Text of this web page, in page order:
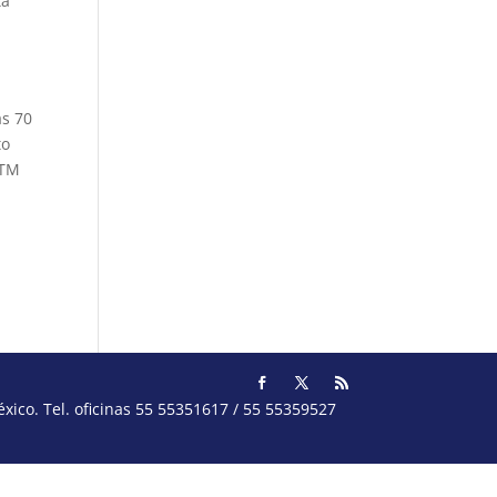
70
Tel. oficinas 55 55351617 / 55 55359527